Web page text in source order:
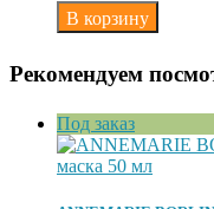
Рекомендуем
Под заказ